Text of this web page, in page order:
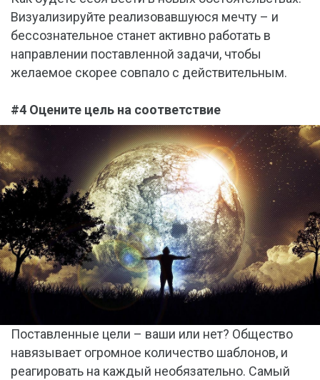
Визуализируйте реализовавшуюся мечту – и
бессознательное станет активно работать в
направлении поставленной задачи, чтобы
желаемое скорее совпало с действительным.
#4 Оцените цель на соответствие
Поставленные цели – ваши или нет? Общество
навязывает огромное количество шаблонов, и
реагировать на каждый необязательно. Самый